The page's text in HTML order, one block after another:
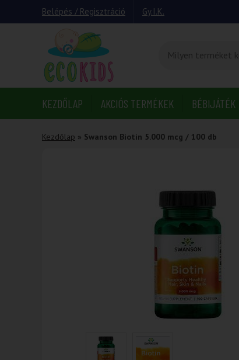
Belépés / Regisztráció Gy.I.K.
KEZDŐLAP AKCIÓS TERMÉKEK BÉBIJÁTÉK
Kezdőlap » Swanson Biotin 5.000 mcg / 100 db